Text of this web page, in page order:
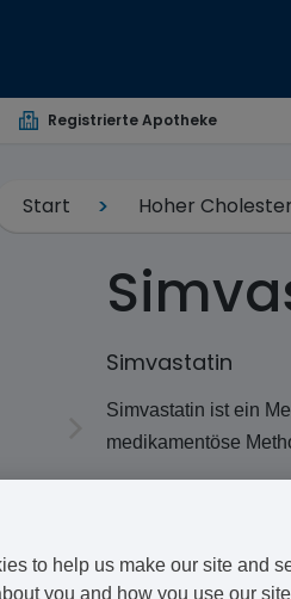
Registrierte Apotheke
Start Hoher
Simvastatin
Simvastatin ist ein
medikamentöse
Es ist wirklich
Online-Service
Hause geliefert zu
to help us make our site and
you and how you use our